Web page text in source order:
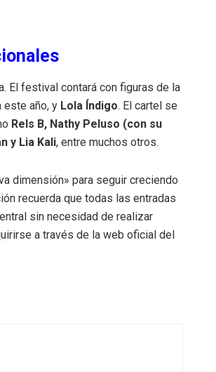
El festival contará con figuras de la
este año, y Lola Índigo. El cartel se
Rels B, Nathy Peluso (con su
y Lia Kali, entre muchos otros.
dimensión» para seguir creciendo
recuerda que todas las entradas
sin necesidad de realizar
a través de la web oficial del